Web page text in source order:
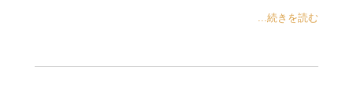
...続きを読む